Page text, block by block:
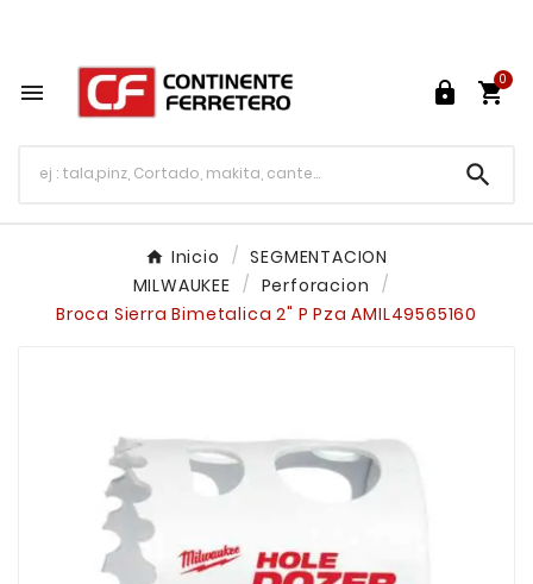
  
0

Inicio
SEGMENTACION
MILWAUKEE
Perforacion
Broca Sierra Bimetalica 2" P Pza AMIL49565160